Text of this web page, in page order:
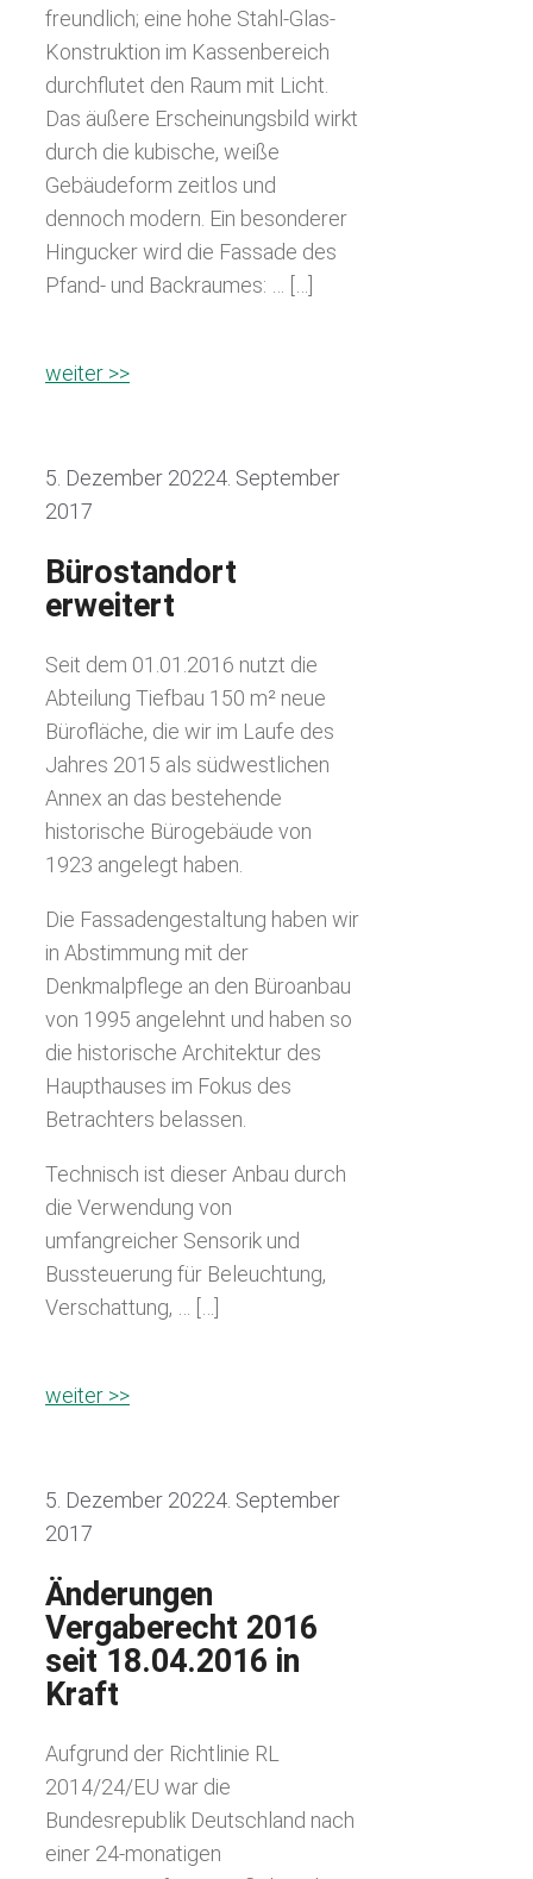
freundlich; eine hohe Stahl-Glas-
Konstruktion im Kassenbereich
durchflutet den Raum mit Licht.
Das äußere Erscheinungsbild wirkt
durch die kubische, weiße
Gebäudeform zeitlos und
dennoch modern. Ein besonderer
Hingucker wird die Fassade des
Pfand- und Backraumes: … […]
weiter >>
5. Dezember 20224. September
2017
Bürostandort
erweitert
Seit dem 01.01.2016 nutzt die
Abteilung Tiefbau 150 m² neue
Bürofläche, die wir im Laufe des
Jahres 2015 als südwestlichen
Annex an das bestehende
historische Bürogebäude von
1923 angelegt haben.
Die Fassadengestaltung haben wir
in Abstimmung mit der
Denkmalpflege an den Büroanbau
von 1995 angelehnt und haben so
die historische Architektur des
Haupthauses im Fokus des
Betrachters belassen.
Technisch ist dieser Anbau durch
die Verwendung von
umfangreicher Sensorik und
Bussteuerung für Beleuchtung,
Verschattung, … […]
weiter >>
5. Dezember 20224. September
2017
Änderungen
Vergaberecht 2016
seit 18.04.2016 in
Kraft
Aufgrund der Richtlinie RL
2014/24/EU war die
Bundesrepublik Deutschland nach
einer 24-monatigen